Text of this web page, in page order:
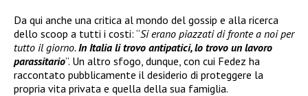
Da qui anche una critica al mondo del gossip e alla ricerca
dello scoop a tutti i costi: “Si erano piazzati di fronte a noi per
tutto il giorno.In Italia li trovo antipatici, lo trovo un lavoro
parassitario”. Un altro sfogo, dunque, con cui Fedez ha
raccontato pubblicamente il desiderio di proteggere la
propria vita privata e quella della sua famiglia.